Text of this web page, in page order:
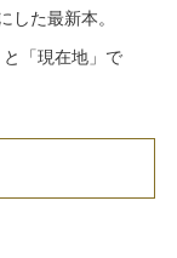
た最新本。
「現在地」で